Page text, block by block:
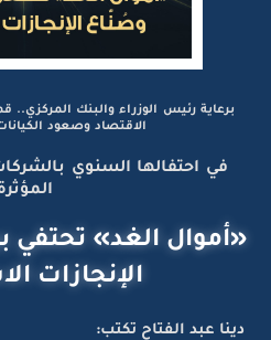
برعاية رئيس الوزراء والبنك
الاقتصاد وصعود
في احتفالها السنوي
«أموال الغد» تحتفي
الإنجازات
دينا عبد الفتاح تكتب: